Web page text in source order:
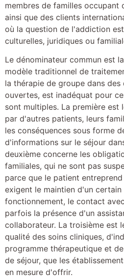
membres de familles occupant
ainsi que des clients
où la question de l'addiction
culturelles, juridiques ou
Le dénominateur commun est
modèle traditionnel de
la thérapie de groupe dans
ouvertes, est inadéquat pour
sont multiples. La première est
par d'autres patients, leurs
les conséquences sous forme
d'informations sur le séjour
deuxième concerne les
familiales, qui ne sont pas
parce que le patient
exigent le maintien d'un certain
fonctionnement, le contact
parfois la présence d'un
collaborateur. La troisième est
qualité des soins cliniques,
programme thérapeutique et
de séjour, que les
en mesure d'offrir.